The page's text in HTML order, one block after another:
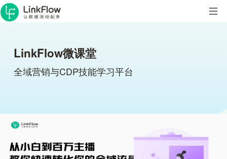
LinkFlow微课堂
全域营销与CDP技能学习平台